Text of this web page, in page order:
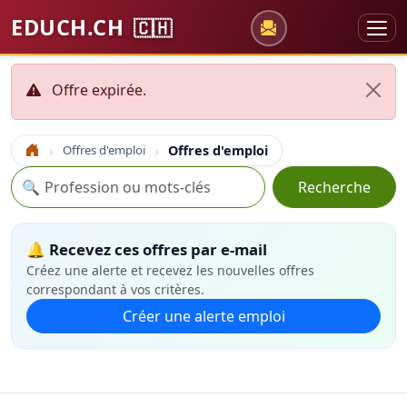
EDUCH.CH 🇨🇭
Offre expirée.
Accueil Offres d'emploi Offres d'emploi
Recherche
🔍 Recherche
🔔 Recevez ces offres par e-mail
Créez une alerte et recevez les nouvelles offres
correspondant à vos critères.
Créer une alerte emploi